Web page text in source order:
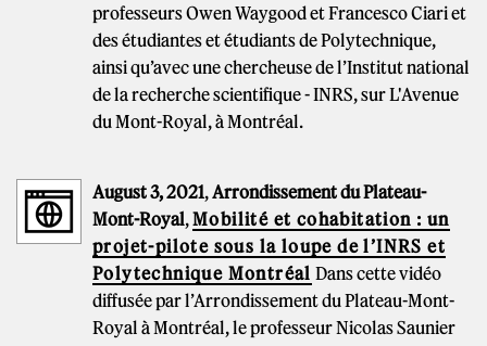
professeurs Owen Waygood et Francesco Ciari et
des étudiantes et étudiants de Polytechnique,
ainsi qu’avec une chercheuse de l’Institut national
de la recherche scientifique - INRS, sur L'Avenue
du Mont-Royal, à Montréal.
August 3, 2021,Arrondissement du Plateau-
Mont-Royal,Mobilité et cohabitation : un
projet-pilote sous la loupe de l’INRS et
Polytechnique Montréal Dans cette vidéo
diffusée par l’Arrondissement du Plateau-Mont-
Royal à Montréal, le professeur Nicolas Saunier